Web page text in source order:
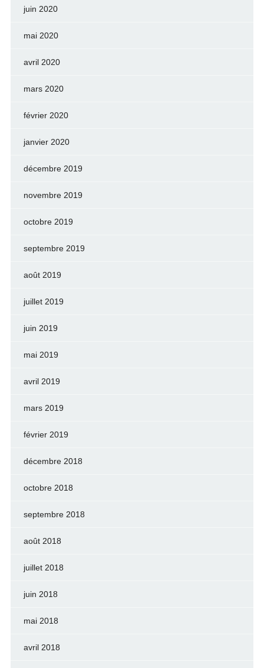
juin 2020
mai 2020
avril 2020
mars 2020
février 2020
janvier 2020
décembre 2019
novembre 2019
octobre 2019
septembre 2019
août 2019
juillet 2019
juin 2019
mai 2019
avril 2019
mars 2019
février 2019
décembre 2018
octobre 2018
septembre 2018
août 2018
juillet 2018
juin 2018
mai 2018
avril 2018